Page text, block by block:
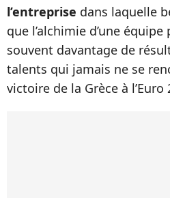
l’entreprise dans laquelle
que l’alchimie d’une
souvent davantage de
talents qui jamais ne se
victoire de la Grèce à l’Euro